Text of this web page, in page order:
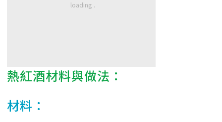
熱紅酒材料與做法：
材料：